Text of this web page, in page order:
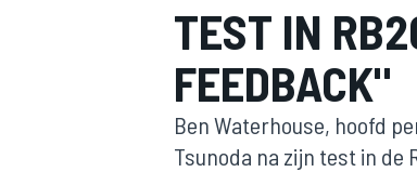
TEST IN
FEEDBACK"
Ben Waterhouse, hoofd
Tsunoda na zijn test in de